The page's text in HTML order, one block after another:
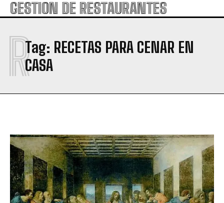
GESTION DE RESTAURANTES
Tag: RECETAS PARA CENAR EN
CASA
R